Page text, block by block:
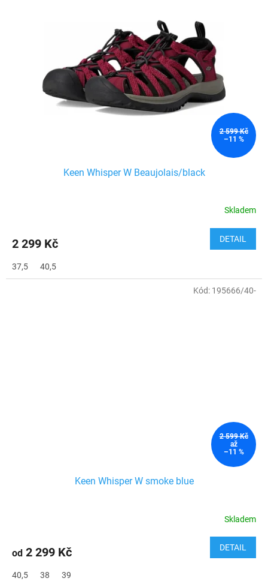
2 599 Kč
–11 %
Keen Whisper W Beaujolais/black
Skladem
2 299 Kč DETAIL
37,5 40,5
2 599 Kč
až
–11 %
Keen Whisper W smoke blue
Skladem
od 2 299 Kč DETAIL
40,5 38 39
Kód: 195666/40-